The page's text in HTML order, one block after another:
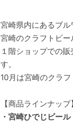
宮崎県内にあるブル
宮崎のクラフトビー
１階ショップでの
す。
10月は宮崎のクラ
【商品ラインナップ】
・宮崎ひでじビール